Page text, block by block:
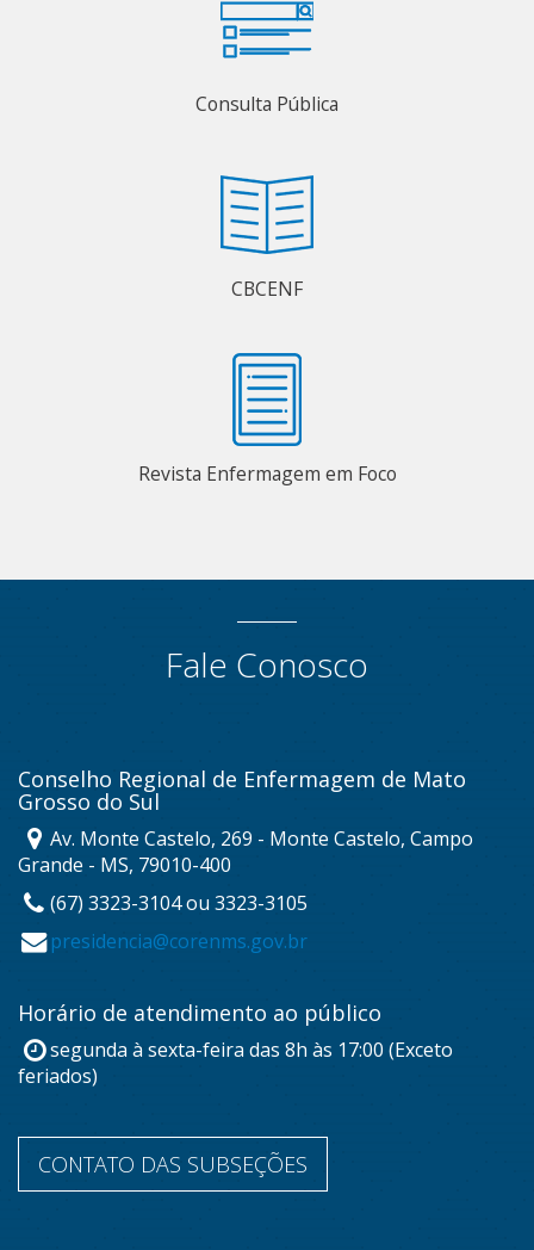
Consulta Pública
CBCENF
Revista Enfermagem em Foco
Fale Conosco
Conselho Regional de Enfermagem de Mato
Grosso do Sul
Av. Monte Castelo, 269 - Monte Castelo, Campo
Grande - MS, 79010-400
(67) 3323-3104 ou 3323-3105
presidencia@corenms.gov.br
Horário de atendimento ao público
segunda à sexta-feira das 8h às 17:00 (Exceto
feriados)
CONTATO DAS SUBSEÇÕES